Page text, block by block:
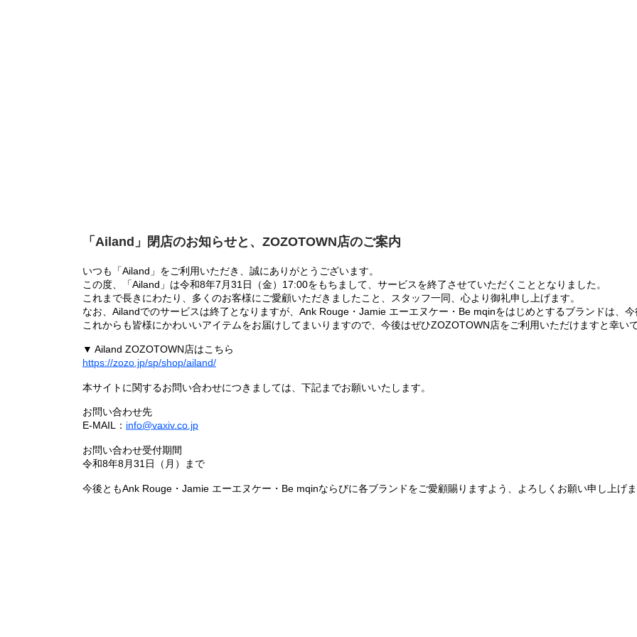
「Ailand」閉店のお知らせと、ZOZOTOWN店のご案内
いつも「Ailand」をご利用いただき、誠にありがとうございます。
この度、「Ailand」は令和8年7月31日（金）17:00をもちまして、サービスを終了させていただくこととなりました。
これまで長きにわたり、多くのお客様にご愛顧いただきましたこと、スタッフ一同、心より御礼申し上げます。
なお、Ailandでのサービスは終了となりますが、Ank Rouge・Jamie エーエヌケー・Be mqinをはじめとするブランドは、
これからも皆様にかわいいアイテムをお届けしてまいりますので、今後はぜひZOZOTOWN店をご利用いただけますと幸いで
▼ Ailand ZOZOTOWN店はこちら
https://zozo.jp/sp/shop/ailand/
本サイトに関するお問い合わせにつきましては、下記までお願いいたします。
お問い合わせ先
E-MAIL： info@vaxiv.co.jp
お問い合わせ受付期間
令和8年8月31日（月）まで
今後ともAnk Rouge・Jamie エーエヌケー・Be mqinならびに各ブランドをご愛顧賜りますよう、よろしくお願い申し上げま